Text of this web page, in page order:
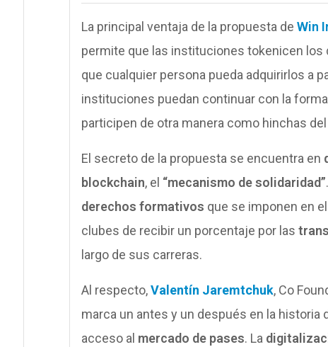
La principal ventaja de la propuesta de Win
permite que las instituciones tokenicen
que cualquier persona pueda adquirirlos a
instituciones puedan continuar con la
participen de otra manera como hinchas
El secreto de la propuesta se encuentra en
blockchain, el “mecanismo de solidaridad”
derechos formativos que se imponen en
clubes de recibir un porcentaje por las
largo de sus carreras.
Al respecto,Valentín Jaremtchuk, Co
marca un antes y un después en la historia
acceso al mercado de pases. La